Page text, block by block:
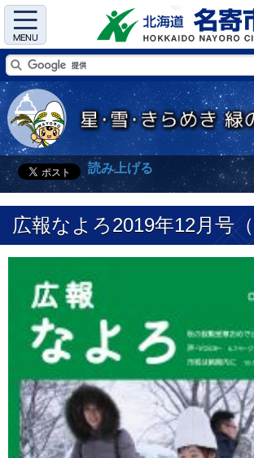
Menu
読み上げる
広報なよろ2019年12月号